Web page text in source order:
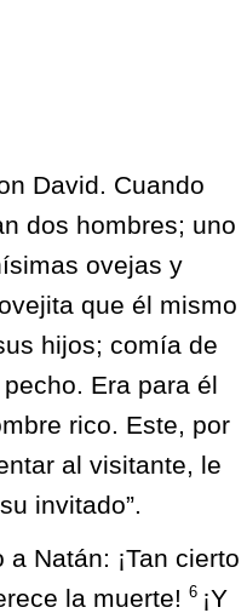
David. Cuando
dos hombres; uno
ovejas y
que él mismo
hijos; comía de
Era para él
rico. Este, por
al visitante, le
invitado”.
Natán: ¡Tan cierto
la muerte! 6 ¡Y